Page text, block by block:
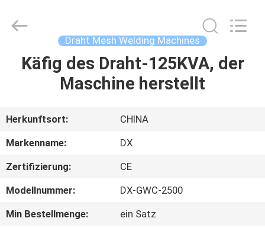
HAUS
VR-
SHOW
ÜBER
UNS
Mesh
Products
Reserved.
Draht Mesh Welding Machines
Käfig des Draht-125KVA, der
Maschine herstellt
Herkunftsort:
CHINA
Markenname:
DX
Zertifizierung:
CE
Modellnummer:
DX-GWC-2500
Min Bestellmenge:
ein Satz